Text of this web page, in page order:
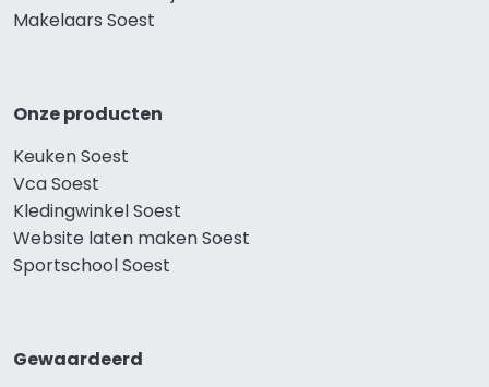
Makelaars Soest
Onze producten
Keuken Soest
Vca Soest
Kledingwinkel Soest
Website laten maken Soest
Sportschool Soest
Gewaardeerd